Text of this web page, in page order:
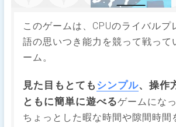
このゲームは、CPUのライバルプ
語の思いつき能力を競って戦って
ーム。
見た目もとても シンプル、操作
ともに簡単に遊べるゲームにな
ちょっとした暇な時間や隙間時間